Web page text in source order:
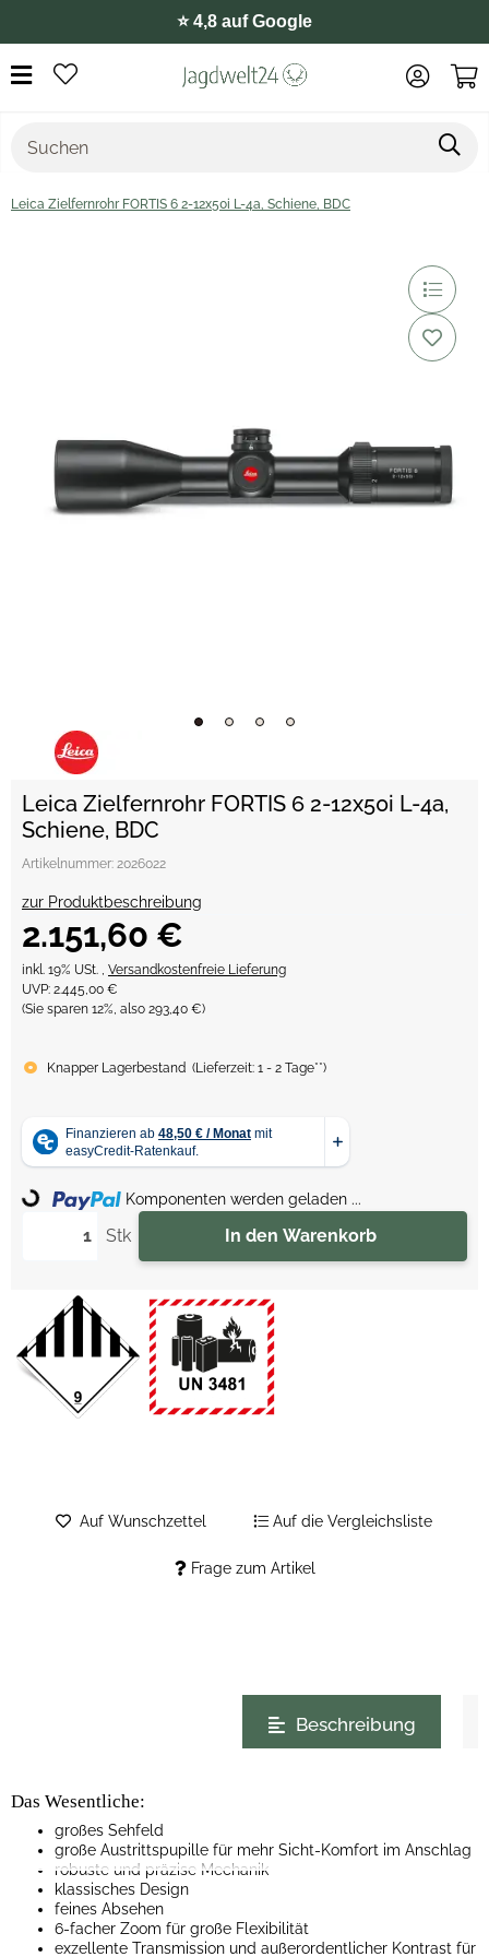
⭐️ 4,8 auf Google
Leica Zielfernrohr FORTIS 6 2-12x50i L-4a, Schiene, BDC
Leica Zielfernrohr FORTIS 6 2-12x50i L-4a,
Schiene, BDC
Artikelnummer: 2026022
zur Produktbeschreibung
2.151,60 €
inkl. 19% USt. , Versandkostenfreie Lieferung
UVP: 2.445,00 €
(Sie sparen 12%, also 293,40 €)
Knapper Lagerbestand (Lieferzeit: 1 - 2 Tage**)
Stk In den Warenkorb
Loading... Komponenten werden geladen ...
Frage zum Artikel
Auf Wunschzettel Auf die Vergleichsliste
Beschreibung
Das Wesentliche:
großes Sehfeld
große Austrittspupille für mehr Sicht-Komfort im Anschlag
robuste und präzise Mechanik
klassisches Design
feines Absehen
6-facher Zoom für große Flexibilität
exzellente Transmission und außerordentlicher Kontrast für